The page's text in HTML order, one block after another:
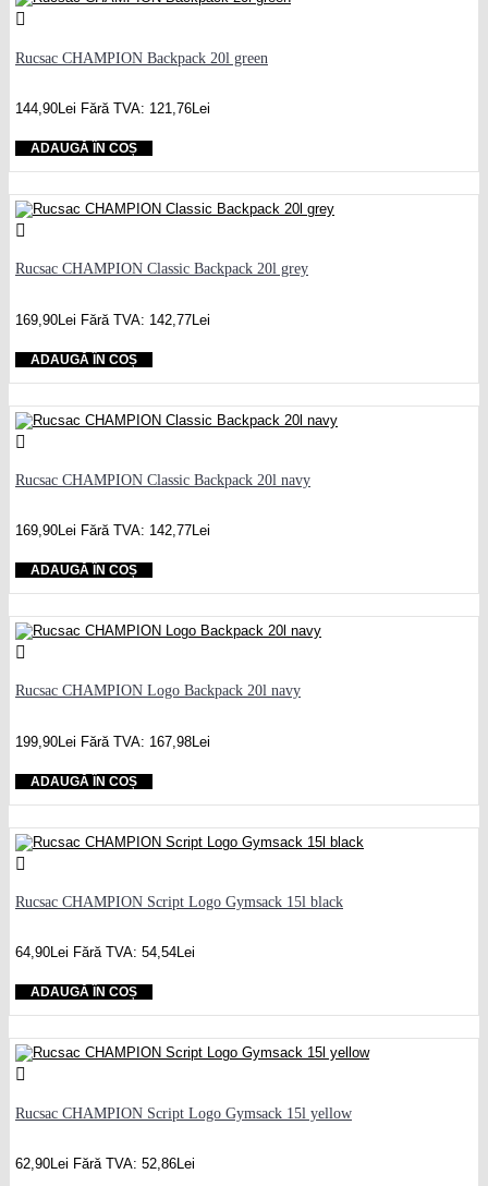
Rucsac CHAMPION Backpack 20l green
144,90Lei Fără TVA: 121,76Lei
ADAUGĂ ÎN COȘ
Rucsac CHAMPION Classic Backpack 20l grey
169,90Lei Fără TVA: 142,77Lei
ADAUGĂ ÎN COȘ
Rucsac CHAMPION Classic Backpack 20l navy
169,90Lei Fără TVA: 142,77Lei
ADAUGĂ ÎN COȘ
Rucsac CHAMPION Logo Backpack 20l navy
199,90Lei Fără TVA: 167,98Lei
ADAUGĂ ÎN COȘ
Rucsac CHAMPION Script Logo Gymsack 15l black
64,90Lei Fără TVA: 54,54Lei
ADAUGĂ ÎN COȘ
Rucsac CHAMPION Script Logo Gymsack 15l yellow
62,90Lei Fără TVA: 52,86Lei